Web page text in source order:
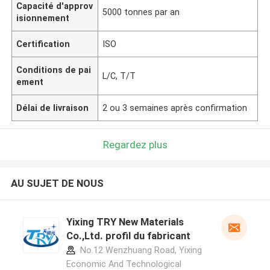
Capacité d'approv
isionnement
5000 tonnes par an
Certification ISO
Conditions de pai
ement
L/C, T/T
Délai de livraison 2 ou 3 semaines après confirmation
Regardez plus
AU SUJET DE NOUS
Yixing TRY New Materials
Co.,Ltd. profil du fabricant
No.12 Wenzhuang Road, Yixing
Economic And Technological